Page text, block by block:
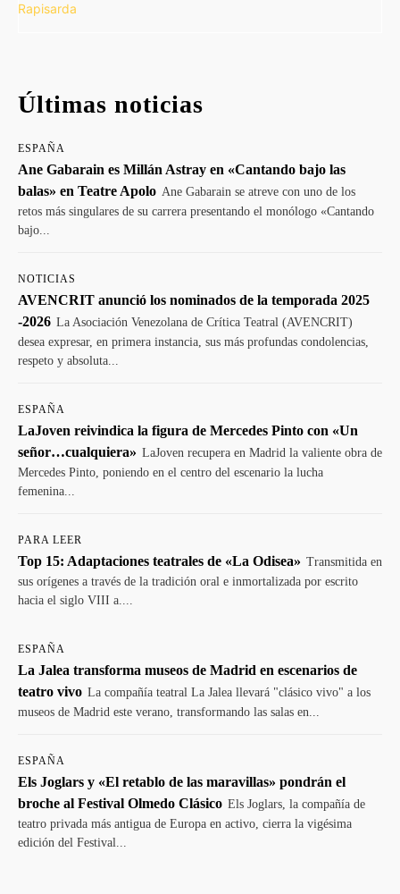
Últimas noticias
ESPAÑA
Ane Gabarain es Millán Astray en «Cantando bajo las
balas» en Teatre Apolo Ane Gabarain se atreve con uno de los
retos más singulares de su carrera presentando el monólogo «Cantando
bajo...
NOTICIAS
AVENCRIT anunció los nominados de la temporada 2025
-2026 La Asociación Venezolana de Crítica Teatral (AVENCRIT)
desea expresar, en primera instancia, sus más profundas condolencias,
respeto y absoluta...
ESPAÑA
LaJoven reivindica la figura de Mercedes Pinto con «Un
señor…cualquiera» LaJoven recupera en Madrid la valiente obra de
Mercedes Pinto, poniendo en el centro del escenario la lucha
femenina...
PARA LEER
Top 15: Adaptaciones teatrales de «La Odisea» Transmitida en
sus orígenes a través de la tradición oral e inmortalizada por escrito
hacia el siglo VIII a....
ESPAÑA
La Jalea transforma museos de Madrid en escenarios de
teatro vivo La compañía teatral La Jalea llevará "clásico vivo" a los
museos de Madrid este verano, transformando las salas en...
ESPAÑA
Els Joglars y «El retablo de las maravillas» pondrán el
broche al Festival Olmedo Clásico Els Joglars, la compañía de
teatro privada más antigua de Europa en activo, cierra la vigésima
edición del Festival...